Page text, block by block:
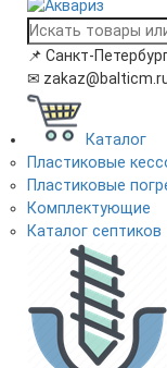
📌 Санкт-
✉
Каталог
Пластиковые
Пластиковые
Комплектующие
Каталог септиков